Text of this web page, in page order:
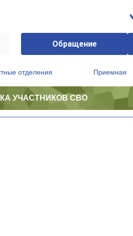
Обращение
отделения Приемная
УЧАСТНИКОВ СВО